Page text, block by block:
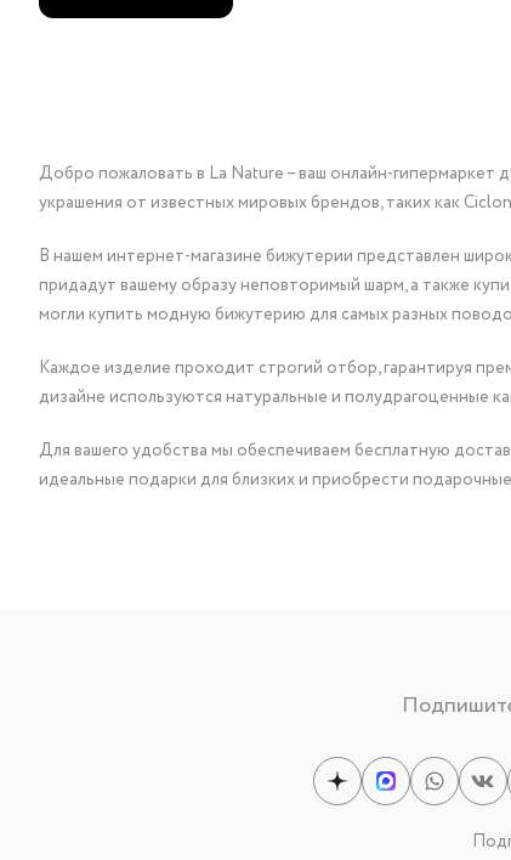
Добро пожаловать в La Nature – ваш онлайн-
украшения от известных мировых брендов, таких как
В нашем интернет-магазине бижутерии представлен
придадут вашему образу неповторимый шарм, а также
могли купить модную бижутерию для самых разных
Каждое изделие проходит строгий отбор, гарантируя
дизайне используются натуральные и полудрагоценные
Для вашего удобства мы обеспечиваем бесплатную
идеальные подарки для близких и приобрести